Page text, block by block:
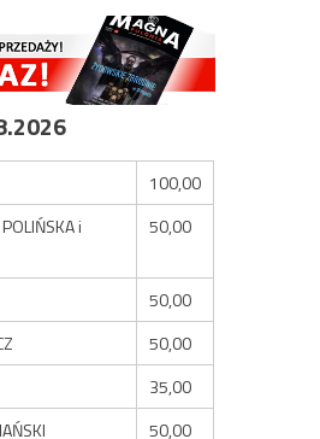
100,00
i
50,00
50,00
50,00
35,00
50,00